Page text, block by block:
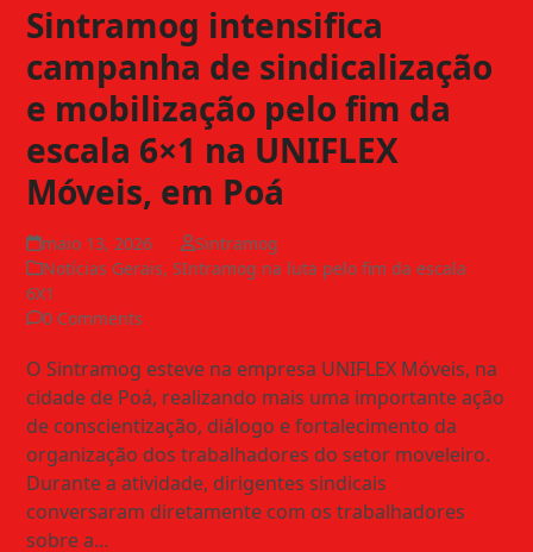
Sintramog intensifica
campanha de sindicalização
e mobilização pelo fim da
escala 6×1 na UNIFLEX
Móveis, em Poá
maio 13, 2026
Sintramog
Notícias Gerais, SIntramog na luta pelo fim da escala
6X1
0 Comments
O Sintramog esteve na empresa UNIFLEX Móveis, na
cidade de Poá, realizando mais uma importante ação
de conscientização, diálogo e fortalecimento da
organização dos trabalhadores do setor moveleiro.
Durante a atividade, dirigentes sindicais
conversaram diretamente com os trabalhadores
sobre a…